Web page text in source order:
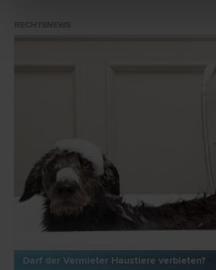
Darf der Vermieter Haustiere verbieten?